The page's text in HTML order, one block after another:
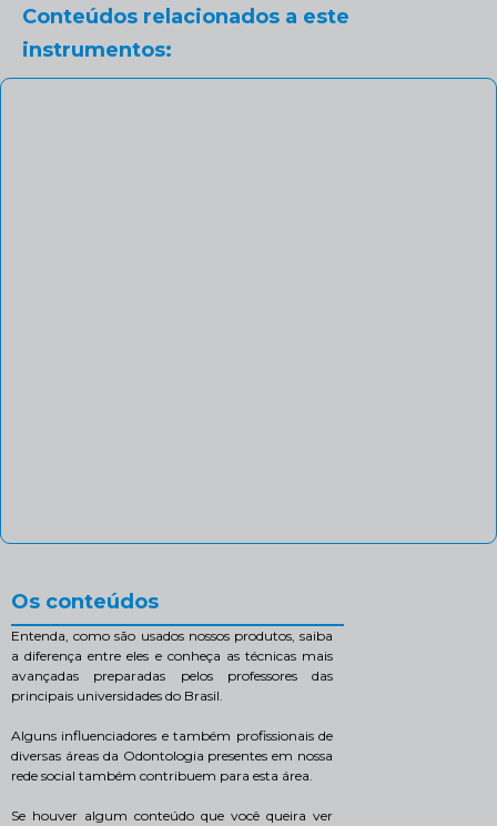
Conteúdos relacionados a este
instrumentos:
Os conteúdos
Entenda, como são usados nossos produtos, saiba
a diferença entre eles e conheça as técnicas mais
avançadas preparadas pelos professores das
principais universidades do Brasil.
Alguns influenciadores e também profissionais de
diversas áreas da Odontologia presentes em nossa
rede social também contribuem para esta área.
Se houver algum conteúdo que você queira ver